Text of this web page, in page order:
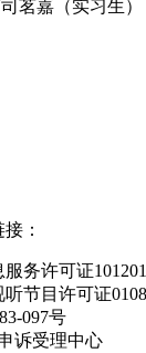
茗嘉（实习生）
：
务许可证
节目许可证
097号
诉受理中心